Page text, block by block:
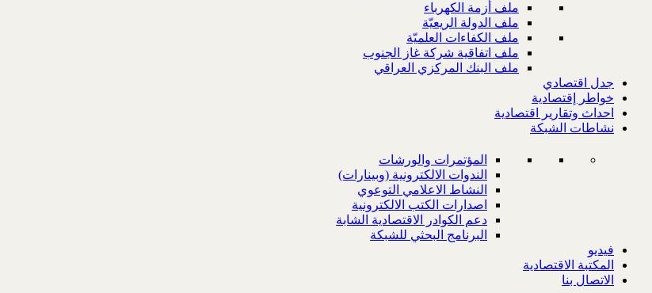
ملف أزمة الكهرباء
ملف الدولة الريعيّة
ملف الكفاءات العلميّة
ملف اتفاقية شركة غاز الجنوب
ملف البنك المركزي العراقي
جدل اقتصادي
خواطر إقتصادية
احداث وتقارير اقتصادية
نشاطات الشبكة
المؤتمرات والورشات
الندوات الالكترونية (وبينارات)
النشاط الاعلامي التوعوي
اصدارات الكتب الالكترونية
دعم الكوادر الاقتصادية الشابة
البرنامج البحثي للشبكة
فيديو
المكتبة الاقتصادية
الاتصال بنا